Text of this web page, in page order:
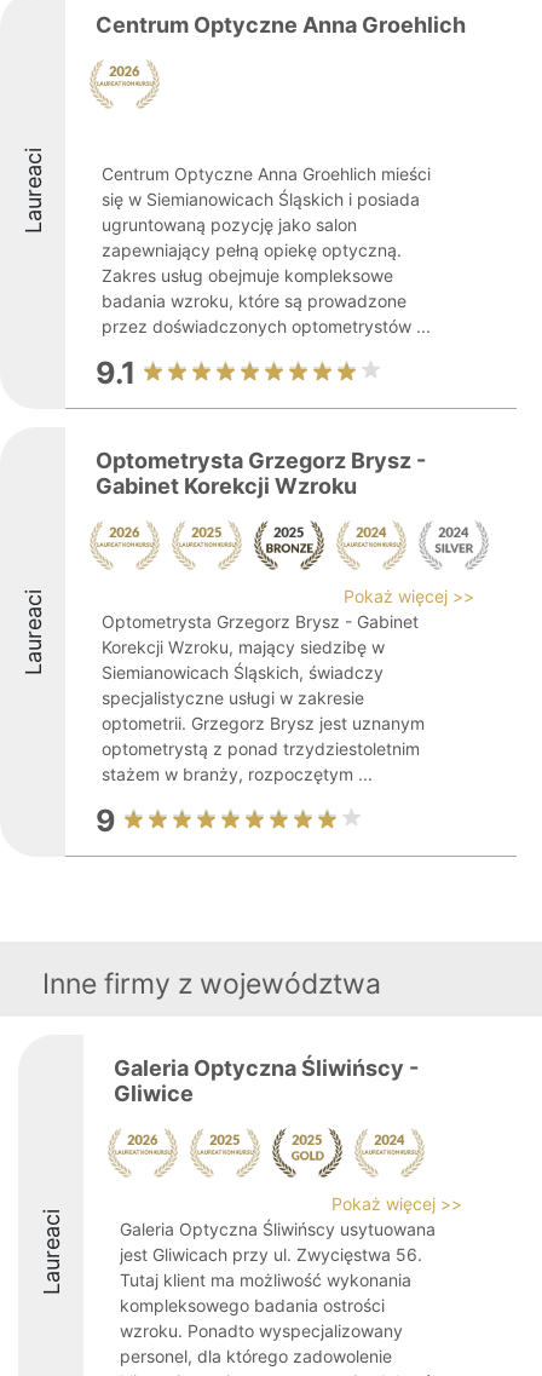
Laureaci
Centrum Optyczne Anna Groehlich
Centrum Optyczne Anna Groehlich mieści
się w Siemianowicach Śląskich i posiada
ugruntowaną pozycję jako salon
zapewniający pełną opiekę optyczną.
Zakres usług obejmuje kompleksowe
badania wzroku, które są prowadzone
przez doświadczonych optometrystów ...
9.1
Laureaci
Optometrysta Grzegorz Brysz -
Gabinet Korekcji Wzroku
Pokaż więcej >>
Optometrysta Grzegorz Brysz - Gabinet
Korekcji Wzroku, mający siedzibę w
Siemianowicach Śląskich, świadczy
specjalistyczne usługi w zakresie
optometrii. Grzegorz Brysz jest uznanym
optometrystą z ponad trzydziestoletnim
stażem w branży, rozpoczętym ...
9
Inne firmy z województwa
Laureaci
Galeria Optyczna Śliwińscy -
Gliwice
Pokaż więcej >>
Galeria Optyczna Śliwińscy usytuowana
jest Gliwicach przy ul. Zwycięstwa 56.
Tutaj klient ma możliwość wykonania
kompleksowego badania ostrości
wzroku. Ponadto wyspecjalizowany
personel, dla którego zadowolenie